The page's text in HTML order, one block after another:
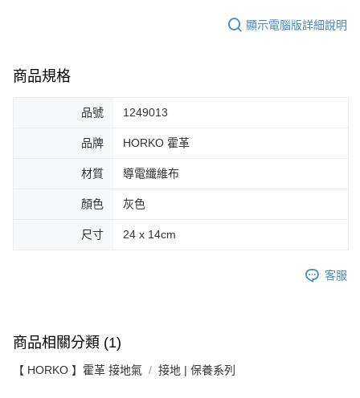
顯示電腦版詳細說明
商品規格
品號 1249013
品牌 HORKO 霍革
材質 導電纖維布
顏色 灰色
尺寸 24 x 14cm
客服
商品相關分類 (1)
【 HORKO 】霍革 接地氣 接地 | 保養系列